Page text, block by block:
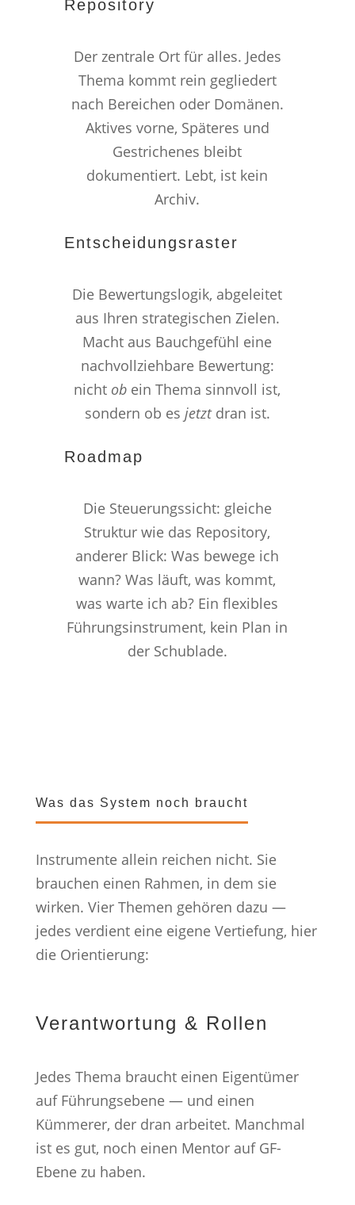
Repository
Der zentrale Ort für alles. Jedes
Thema kommt rein gegliedert
nach Bereichen oder Domänen.
Aktives vorne, Späteres und
Gestrichenes bleibt
dokumentiert. Lebt, ist kein
Archiv.
Entscheidungsraster
Die Bewertungslogik, abgeleitet
aus Ihren strategischen Zielen.
Macht aus Bauchgefühl eine
nachvollziehbare Bewertung:
nicht ob ein Thema sinnvoll ist,
sondern ob es jetztdran ist.
Roadmap
Die Steuerungssicht: gleiche
Struktur wie das Repository,
anderer Blick: Was bewege ich
wann? Was läuft, was kommt,
was warte ich ab? Ein flexibles
Führungsinstrument, kein Plan in
der Schublade.
Was das System noch braucht
Instrumente allein reichen nicht. Sie
brauchen einen Rahmen, in dem sie
wirken. Vier Themen gehören dazu —
jedes verdient eine eigene Vertiefung, hier
die Orientierung:
Verantwortung & Rollen
Jedes Thema braucht einen Eigentümer
auf Führungsebene — und einen
Kümmerer, der dran arbeitet. Manchmal
ist es gut, noch einen Mentor auf GF-
Ebene zu haben.